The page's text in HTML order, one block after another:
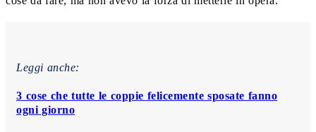
Leggi anche:
3 cose che tutte le coppie felicemente sposate fanno
ogni giorno